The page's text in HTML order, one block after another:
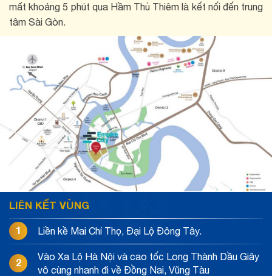
mất khoảng 5 phút qua Hầm Thủ Thiêm là kết nối đến trung
tâm Sài Gòn.
LIÊN KẾT VÙNG
1 Liền kề Mai Chí Thọ, Đại Lộ Đông Tây.
2
Vào Xa Lộ Hà Nội và cao tốc Long Thành Dầu Giây
vô cùng nhanh đi về Đồng Nai, Vũng Tàu